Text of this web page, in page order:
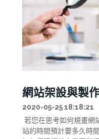
網站架設與製
2020-05-25 18:18:21
若您在思考如何規畫網
站的時間預計要多久時